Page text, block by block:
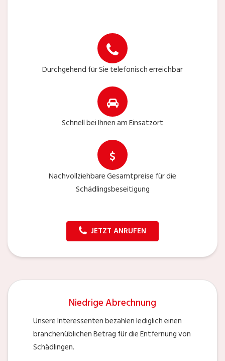
Durchgehend für Sie telefonisch erreichbar
Schnell bei Ihnen am Einsatzort
Nachvollziehbare Gesamtpreise für die
Schädlingsbeseitigung
JETZT ANRUFEN
Niedrige Abrechnung
Unsere Interessenten bezahlen lediglich einen
branchenüblichen Betrag für die Entfernung von
Schädlingen.